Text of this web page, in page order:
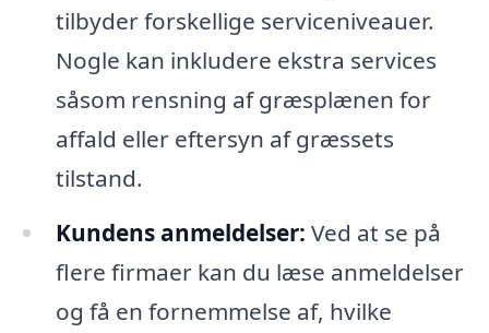
tilbyder forskellige serviceniveauer.
Nogle kan inkludere ekstra services
såsom rensning af græsplænen for
affald eller eftersyn af græssets
tilstand.
Kundens anmeldelser: Ved at se på
flere firmaer kan du læse anmeldelser
og få en fornemmelse af, hvilke